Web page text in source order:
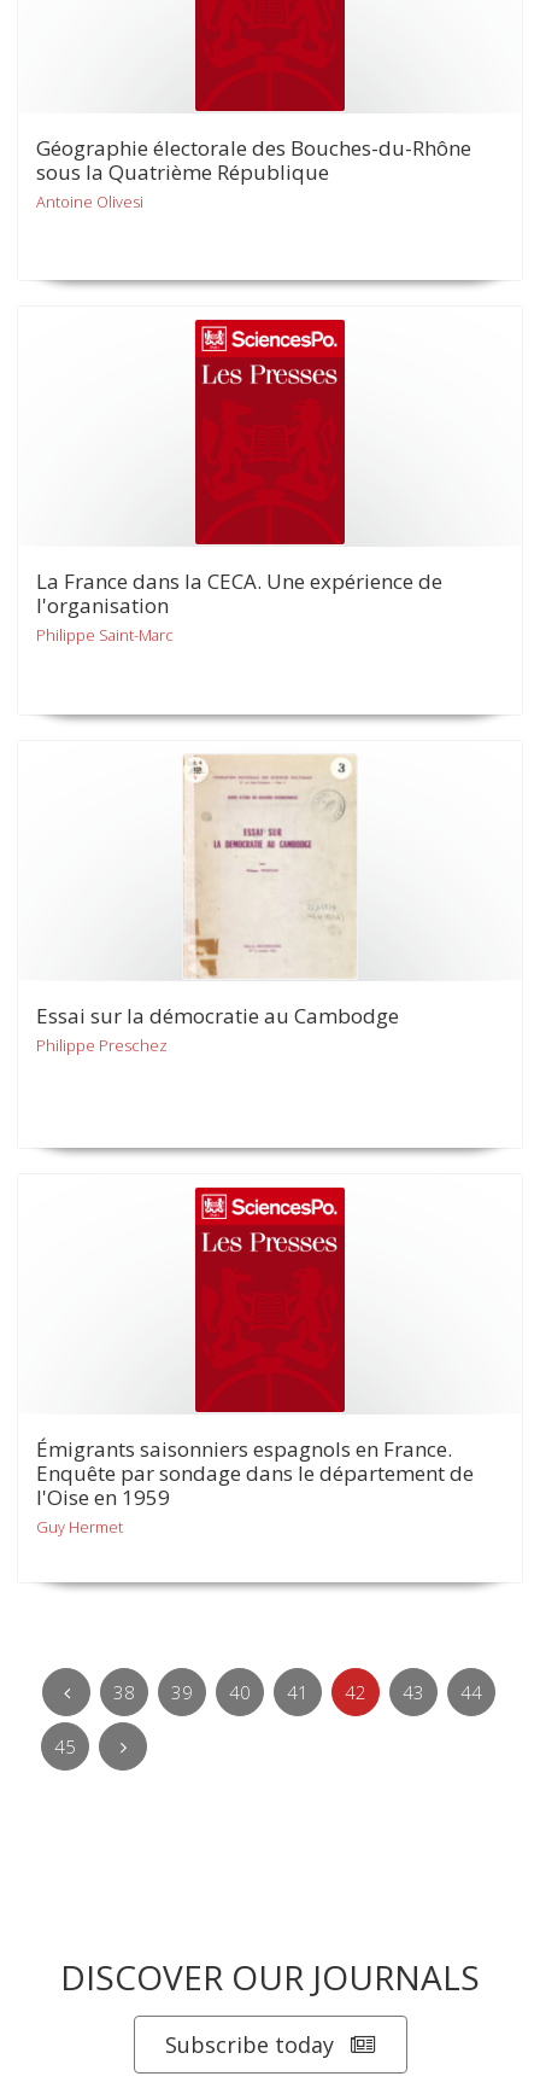
Géographie électorale des Bouches-du-Rhône
sous la Quatrième République
Antoine Olivesi
La France dans la CECA. Une expérience de
l'organisation
Philippe Saint-Marc
Essai sur la démocratie au Cambodge
Philippe Preschez
Émigrants saisonniers espagnols en France.
Enquête par sondage dans le département de
l'Oise en 1959
Guy Hermet
38 39 40 41 42 43 44
45
DISCOVER OUR JOURNALS
Subscribe today